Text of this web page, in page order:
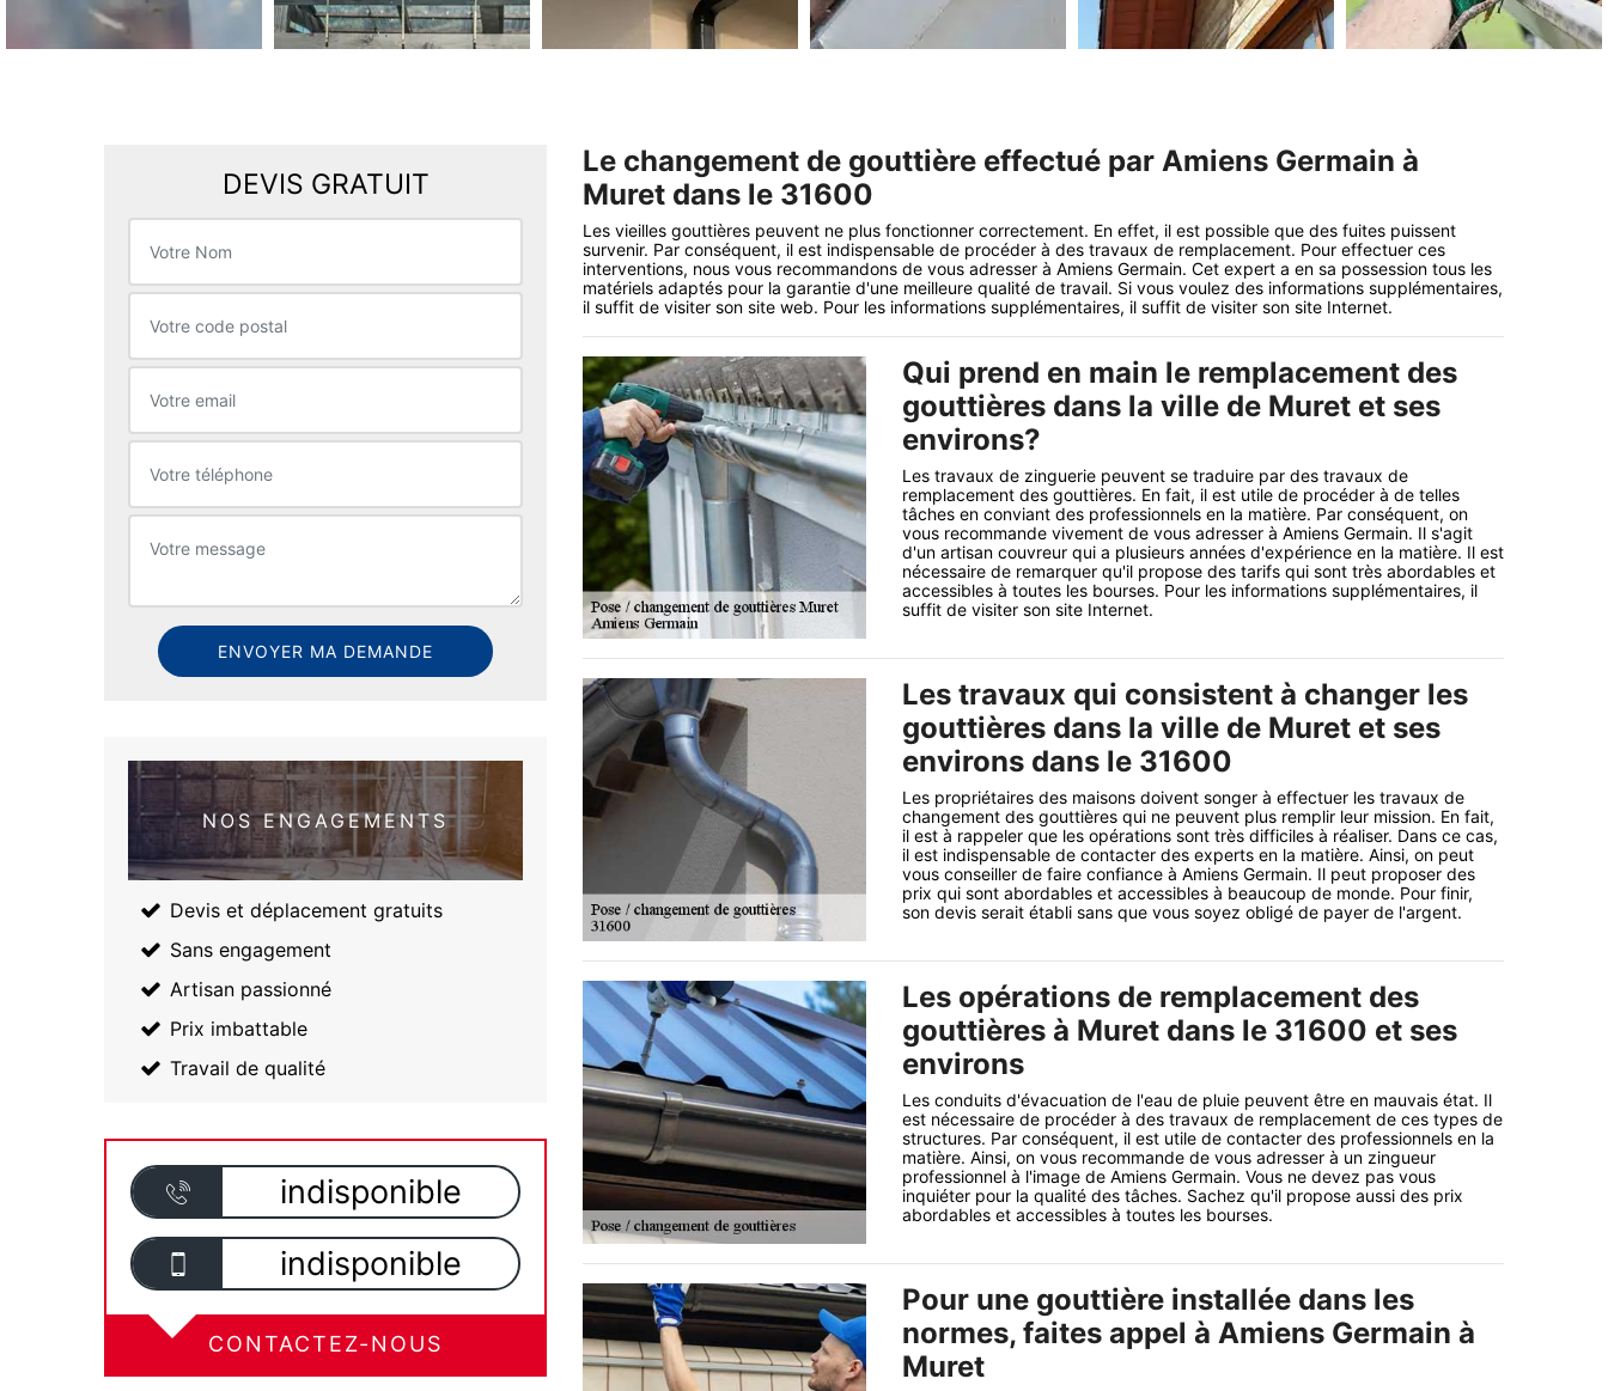
DEVIS GRATUIT
NOS ENGAGEMENTS
Devis et déplacement gratuits
Sans engagement
Artisan passionné
Prix imbattable
Travail de qualité
indisponible
indisponible
CONTACTEZ-NOUS
Le changement de gouttière effectué par Amiens Germain à
Muret dans le 31600
Les vieilles gouttières peuvent ne plus fonctionner correctement. En effet, il est possible que des fuites puissent
survenir. Par conséquent, il est indispensable de procéder à des travaux de remplacement. Pour effectuer ces
interventions, nous vous recommandons de vous adresser à Amiens Germain. Cet expert a en sa possession tous les
matériels adaptés pour la garantie d'une meilleure qualité de travail. Si vous voulez des informations supplémentaires,
il suffit de visiter son site web. Pour les informations supplémentaires, il suffit de visiter son site Internet.
Qui prend en main le remplacement des
gouttières dans la ville de Muret et ses
environs?
Les travaux de zinguerie peuvent se traduire par des travaux de
remplacement des gouttières. En fait, il est utile de procéder à de telles
tâches en conviant des professionnels en la matière. Par conséquent, on
vous recommande vivement de vous adresser à Amiens Germain. Il s'agit
d'un artisan couvreur qui a plusieurs années d'expérience en la matière. Il est
nécessaire de remarquer qu'il propose des tarifs qui sont très abordables et
accessibles à toutes les bourses. Pour les informations supplémentaires, il
suffit de visiter son site Internet.
Les travaux qui consistent à changer les
gouttières dans la ville de Muret et ses
environs dans le 31600
Les propriétaires des maisons doivent songer à effectuer les travaux de
changement des gouttières qui ne peuvent plus remplir leur mission. En fait,
il est à rappeler que les opérations sont très difficiles à réaliser. Dans ce cas,
il est indispensable de contacter des experts en la matière. Ainsi, on peut
vous conseiller de faire confiance à Amiens Germain. Il peut proposer des
prix qui sont abordables et accessibles à beaucoup de monde. Pour finir,
son devis serait établi sans que vous soyez obligé de payer de l'argent.
Les opérations de remplacement des
gouttières à Muret dans le 31600 et ses
environs
Les conduits d'évacuation de l'eau de pluie peuvent être en mauvais état. Il
est nécessaire de procéder à des travaux de remplacement de ces types de
structures. Par conséquent, il est utile de contacter des professionnels en la
matière. Ainsi, on vous recommande de vous adresser à un zingueur
professionnel à l'image de Amiens Germain. Vous ne devez pas vous
inquiéter pour la qualité des tâches. Sachez qu'il propose aussi des prix
abordables et accessibles à toutes les bourses.
Pour une gouttière installée dans les
normes, faites appel à Amiens Germain à
Muret